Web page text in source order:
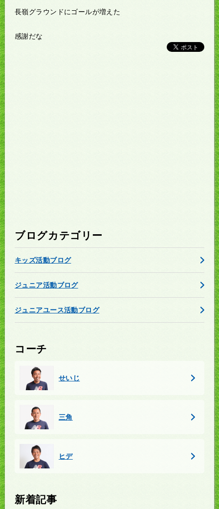
長嶺グラウンドにゴールが増えた
感謝だな
ブログカテゴリー
キッズ活動ブログ
ジュニア活動ブログ
ジュニアユース活動ブログ
コーチ
せいじ
三角
ヒデ
新着記事